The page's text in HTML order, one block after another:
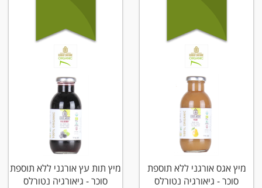
מיץ אגס אורגני ללא תוספת
סוכר - גיאורגיה נטורלס
מיץ תות עץ אורגני ללא תוספת
סוכר - גיאורגיה נטורלס